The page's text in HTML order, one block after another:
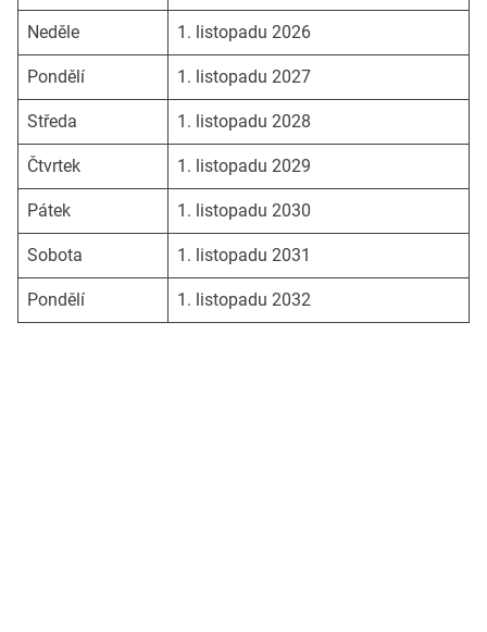
Neděle 1. listopadu 2026
Pondělí 1. listopadu 2027
Středa 1. listopadu 2028
Čtvrtek 1. listopadu 2029
Pátek 1. listopadu 2030
Sobota 1. listopadu 2031
Pondělí 1. listopadu 2032